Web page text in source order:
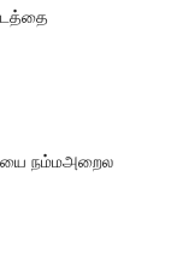
நம்மஅறைல